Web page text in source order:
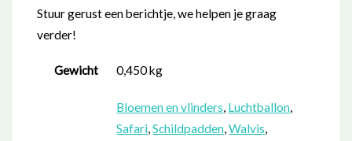
Stuur gerust een berichtje, we helpen je graag
verder!
Gewicht 0,450 kg
Bloemen en vlinders, Luchtballon,
Safari,Schildpadden,Walvis,